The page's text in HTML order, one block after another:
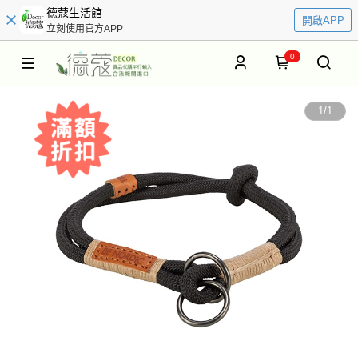
德蔻生活館
立刻使用官方APP
開啟APP
0
1/1